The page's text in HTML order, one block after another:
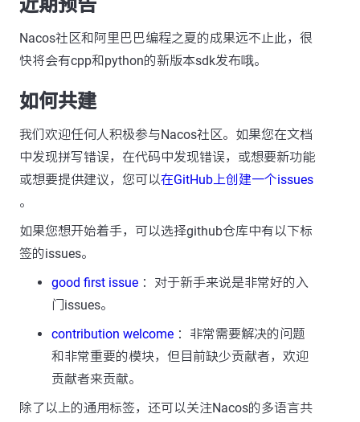
近期预告
Nacos社区和阿里巴巴编程之夏的成果远不止此，很
快将会有cpp和python的新版本sdk发布哦。
如何共建
我们欢迎任何人积极参与Nacos社区。如果您在文档
中发现拼写错误，在代码中发现错误，或想要新功能
或想要提供建议，您可以在GitHub上创建一个issues
。
如果您想开始着手，可以选择github仓库中有以下标
签的issues。
good first issue ：对于新手来说是非常好的入
门issues。
contribution welcome ：非常需要解决的问题
和非常重要的模块，但目前缺少贡献者，欢迎
贡献者来贡献。
除了以上的通用标签，还可以关注Nacos的多语言共